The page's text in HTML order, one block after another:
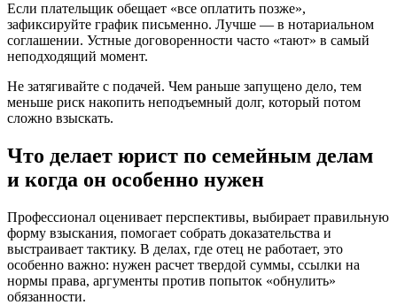
Если плательщик обещает «все оплатить позже»,
зафиксируйте график письменно. Лучше — в нотариальном
соглашении. Устные договоренности часто «тают» в самый
неподходящий момент.
Не затягивайте с подачей. Чем раньше запущено дело, тем
меньше риск накопить неподъемный долг, который потом
сложно взыскать.
Что делает юрист по семейным делам
и когда он особенно нужен
Профессионал оценивает перспективы, выбирает правильную
форму взыскания, помогает собрать доказательства и
выстраивает тактику. В делах, где отец не работает, это
особенно важно: нужен расчет твердой суммы, ссылки на
нормы права, аргументы против попыток «обнулить»
обязанности.